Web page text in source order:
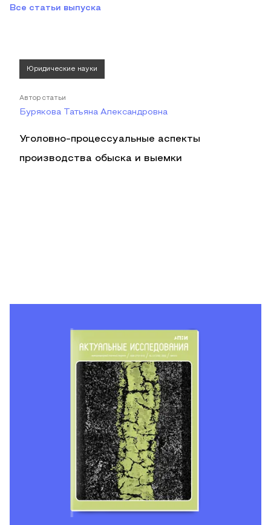
Все статьи выпуска
Юридические науки
Автор статьи
Бурякова Татьяна Александровна
Уголовно-процессуальные аспекты
производства обыска и выемки